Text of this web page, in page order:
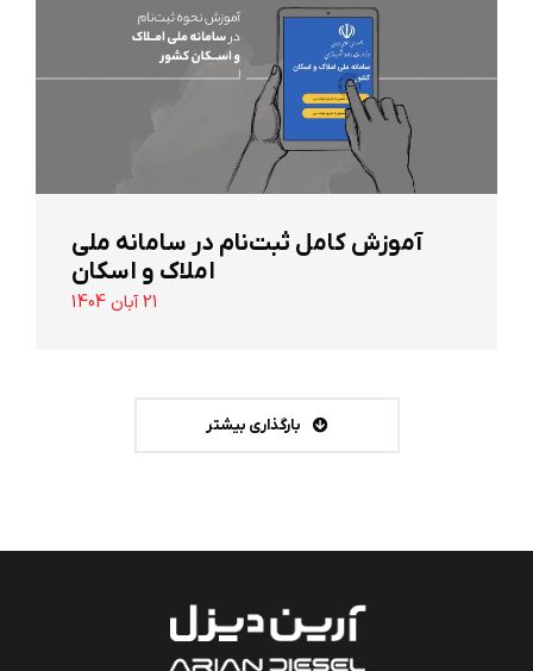
آموزش کامل ثبت‌نام در سامانه ملی
املاک و اسکان
21 آبان 1404
بارگذاری بیشتر